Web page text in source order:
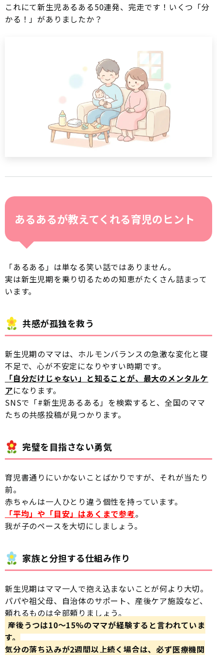
これにて新生児あるある50連発、完走です！いくつ「分
かる！」がありましたか？
あるあるが教えてくれる育児のヒント
「あるある」は単なる笑い話ではありません。
実は新生児期を乗り切るための知恵がたくさん詰まって
います。
共感が孤独を救う
新生児期のママは、ホルモンバランスの急激な変化と寝
不足で、心が不安定になりやすい時期です。
「自分だけじゃない」と知ることが、最大のメンタルケ
アになります。
SNSで「#新生児あるある」を検索すると、全国のママ
たちの共感投稿が見つかります。
完璧を目指さない勇気
育児書通りにいかないことばかりですが、それが当たり
前。
赤ちゃんは一人ひとり違う個性を持っています。
「平均」や「目安」はあくまで参考。
我が子のペースを大切にしましょう。
家族と分担する仕組み作り
新生児期はママ一人で抱え込まないことが何より大切。
パパや祖父母、自治体のサポート、産後ケア施設など、
頼れるものは全部頼りましょう。
産後うつは10〜15%のママが経験すると言われていま
す。
気分の落ち込みが2週間以上続く場合は、必ず医療機関